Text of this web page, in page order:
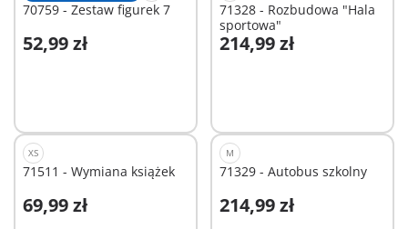
70759 - Zestaw figurek 7
52,99 zł
Dodaj do koszyka
71328 - Rozbudowa "Hala
sportowa"
214,99 zł
Dodaj do koszyka
XS
71511 - Wymiana książek
69,99 zł
Dodaj do koszyka
M
71329 - Autobus szkolny
214,99 zł
Dodaj do koszyka